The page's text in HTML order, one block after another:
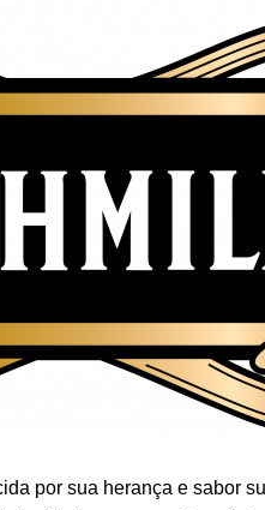
por sua herança e sabor